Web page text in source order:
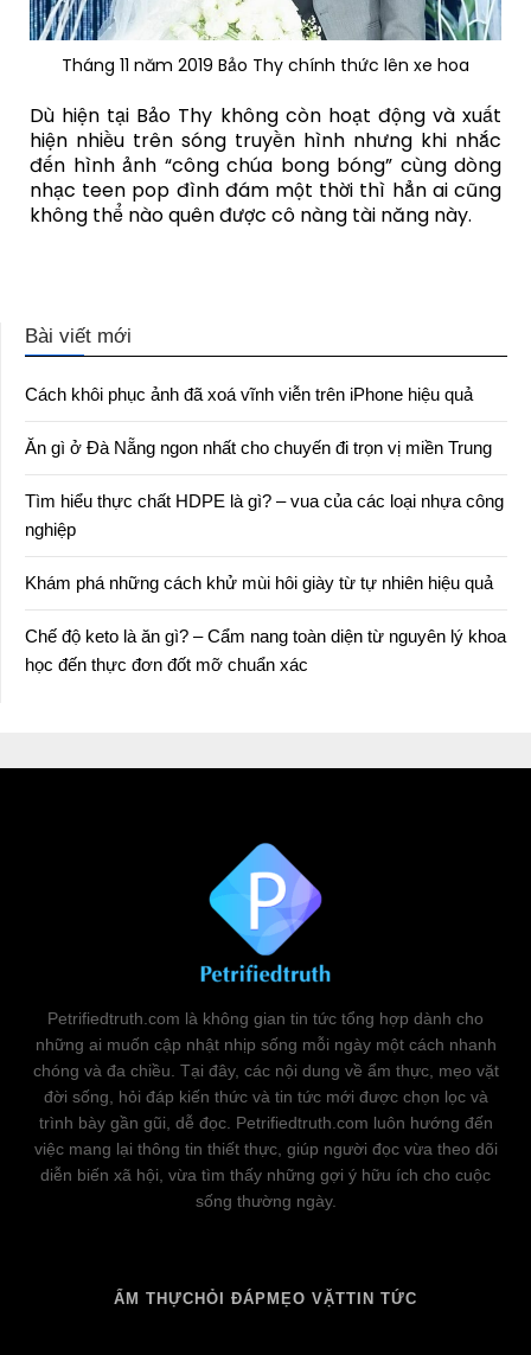
Tháng 11 năm 2019 Bảo Thy chính thức lên xe hoa
Dù hiện tại Bảo Thy không còn hoạt động và xuất
hiện nhiều trên sóng truyền hình nhưng khi nhắc
đến hình ảnh “công chúa bong bóng” cùng dòng
nhạc teen pop đình đám một thời thì hẳn ai cũng
không thể nào quên được cô nàng tài năng này.
Bài viết mới
Cách khôi phục ảnh đã xoá vĩnh viễn trên iPhone hiệu quả
Ăn gì ở Đà Nẵng ngon nhất cho chuyến đi trọn vị miền Trung
Tìm hiểu thực chất HDPE là gì? – vua của các loại nhựa công
nghiệp
Khám phá những cách khử mùi hôi giày từ tự nhiên hiệu quả
Chế độ keto là ăn gì? – Cẩm nang toàn diện từ nguyên lý khoa
học đến thực đơn đốt mỡ chuẩn xác
Petrifiedtruth.com là không gian tin tức tổng hợp dành cho
những ai muốn cập nhật nhịp sống mỗi ngày một cách nhanh
chóng và đa chiều. Tại đây, các nội dung về ẩm thực, mẹo vặt
đời sống, hỏi đáp kiến thức và tin tức mới được chọn lọc và
trình bày gần gũi, dễ đọc. Petrifiedtruth.com luôn hướng đến
việc mang lại thông tin thiết thực, giúp người đọc vừa theo dõi
diễn biến xã hội, vừa tìm thấy những gợi ý hữu ích cho cuộc
sống thường ngày.
ẨM THỰC HỎI ĐÁP MẸO VẶTTIN TỨC